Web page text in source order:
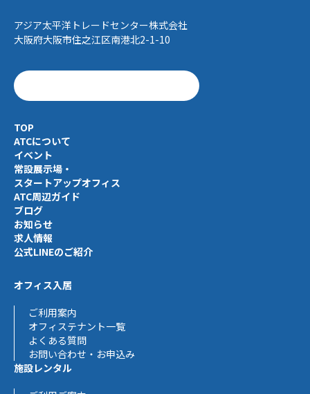
アジア太平洋トレードセンター株式会社
大阪府大阪市住之江区南港北2-1-10
TOP
ATCについて
イベント
常設展示場・
スタートアップオフィス
ATC周辺ガイド
ブログ
お知らせ
求人情報
公式LINEのご紹介
オフィス入居
ご利用案内
オフィステナント一覧
よくある質問
お問い合わせ・お申込み
施設レンタル